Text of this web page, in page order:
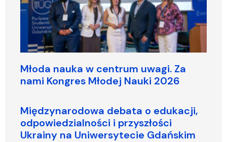
Młoda nauka w centrum uwagi. Za
nami Kongres Młodej Nauki 2026
Międzynarodowa debata o edukacji,
odpowiedzialności i przyszłości
Ukrainy na Uniwersytecie Gdańskim